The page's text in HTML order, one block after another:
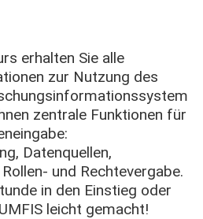
erhalten Sie alle
zur Nutzung des
zentrale Funktionen für
Datenquellen,
und Rechtevergabe.
in den Einstieg oder
leicht gemacht!